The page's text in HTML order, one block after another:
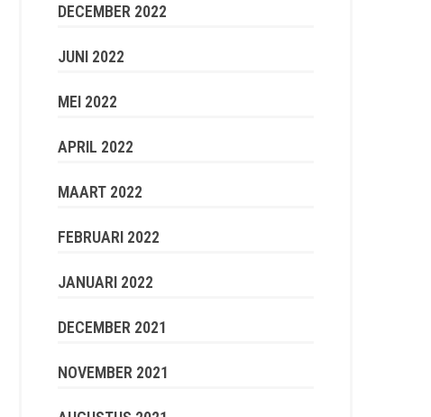
DECEMBER 2022
JUNI 2022
MEI 2022
APRIL 2022
MAART 2022
FEBRUARI 2022
JANUARI 2022
DECEMBER 2021
NOVEMBER 2021